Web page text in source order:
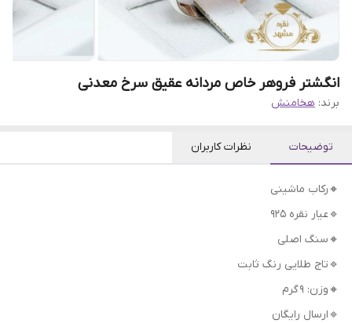
انگشتر فروهر خاص مردانه عقیق سرخ معدنی
برند: هخامنش
توضیحات نظرات کاربران
🔸رکاب ماشینی
🔹عیار نقره 925
🔸سنگ اصلی
🔹تاج طلایی رنگ ثابت
🔸وزن: 9 گرم
🔹ارسال رایگان